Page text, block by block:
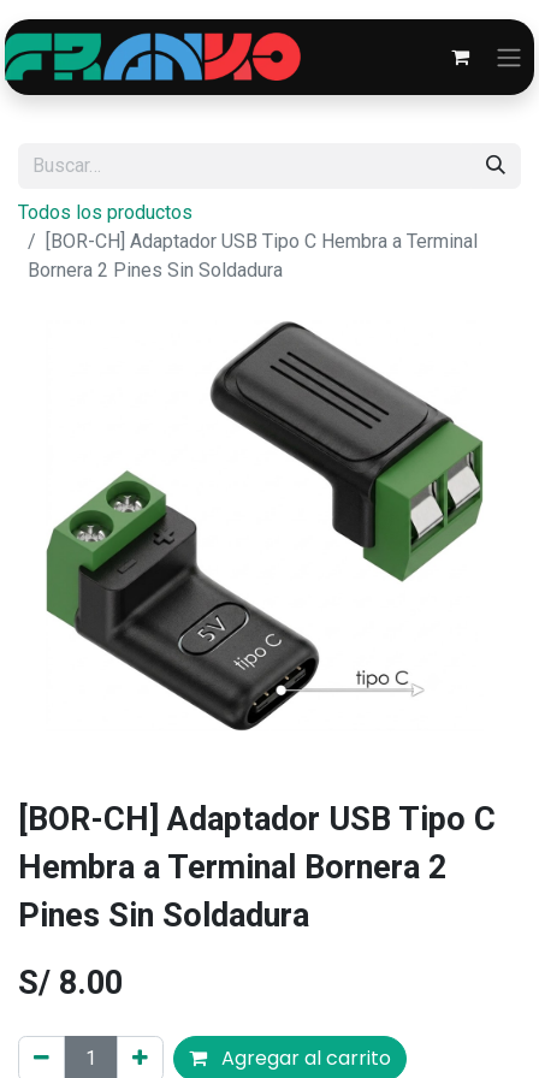
Todos los productos
[BOR-CH] Adaptador USB Tipo C Hembra a Terminal
Bornera 2 Pines Sin Soldadura
[BOR-CH] Adaptador USB Tipo C
Hembra a Terminal Bornera 2
Pines Sin Soldadura
S/ 8.00
Agregar al carrito